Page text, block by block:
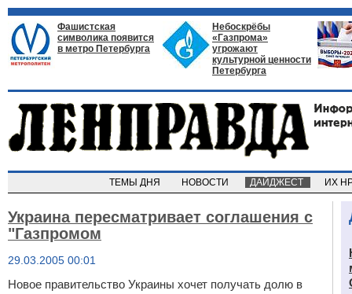
Фашистская
символика появится
в метро Петербурга
Небоскрёбы
«Газпрома»
угрожают
культурной ценности
Петербурга
ТЕМЫ ДНЯ НОВОСТИ ДАЙДЖЕСТ ИХ
Украина пересматривает соглашения с
"Газпромом
29.03.2005 00:01
Новое правительство Украины хочет получать долю в